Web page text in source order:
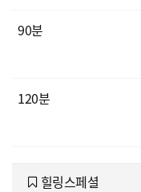
90분
120분
힐링스페셜